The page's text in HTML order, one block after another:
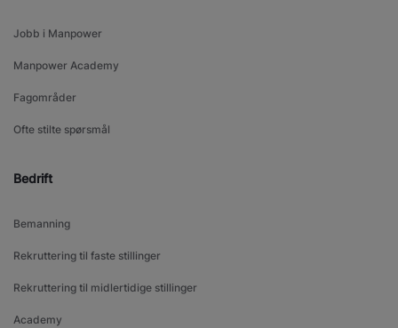
Jobb i Manpower
Manpower Academy
Fagområder
Ofte stilte spørsmål
Bedrift
Bemanning
Rekruttering til faste stillinger
Rekruttering til midlertidige stillinger
Academy